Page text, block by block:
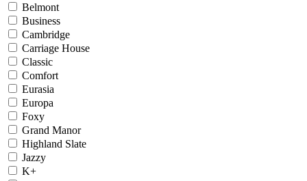
Belmont
Business
Cambridge
Carriage House
Classic
Comfort
Eurasia
Europa
Foxy
Grand Manor
Highland Slate
Jazzy
K+